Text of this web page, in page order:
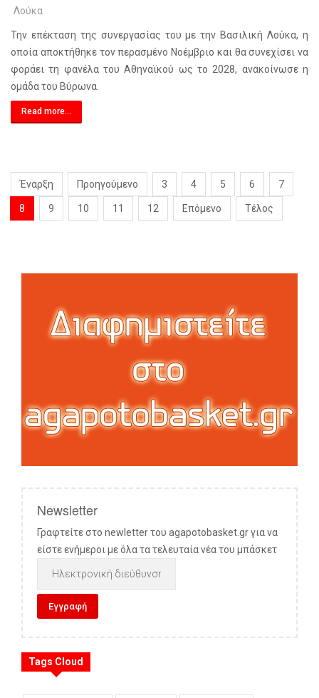
Λούκα
Την επέκταση της συνεργασίας του με την Βασιλική Λούκα, η
οποία αποκτήθηκε τον περασμένο Νοέμβριο και θα συνεχίσει να
φοράει τη φανέλα του Αθηναϊκού ως το 2028, ανακοίνωσε η
ομάδα του Βύρωνα.
Read more...
Έναρξη Προηγούμενο 3 4 5 6 7
8 9 10 11 12 Επόμενο Τέλος
Newsletter
Γραφτείτε στο newletter του agapotobasket.gr για να
είστε ενήμεροι με όλα τα τελευταία νέα του μπάσκετ
Tags Cloud